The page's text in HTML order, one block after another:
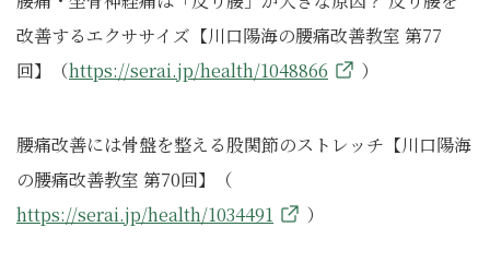
改善するエクササイズ【川口陽海の腰痛改善教室 第77
回】（https://serai.jp/health/1048866 ）
腰痛改善には骨盤を整える股関節のストレッチ【川口陽海
の腰痛改善教室 第70回】（
https://serai.jp/health/1034491
）